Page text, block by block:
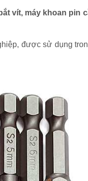
vít, máy khoan pin
được sử dụng